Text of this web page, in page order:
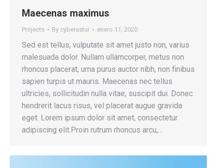
Maecenas maximus
Projects By cyberastur enero 11, 2020
Sed est tellus, vulputate sit amet justo non, varius
malesuada dolor. Nullam ullamcorper, metus non
rhoncus placerat, urna purus auctor nibh, non finibus
sapien turpis ut mauris. Maecenas nec tellus
ultricies, sollicitudin nulla vitae, suscipit dui. Donec
hendrerit lacus risus, vel placerat augue gravida
eget. Lorem ipsum dolor sit amet, consectetur
adipiscing elit.Proin rutrum rhoncus arcu,…